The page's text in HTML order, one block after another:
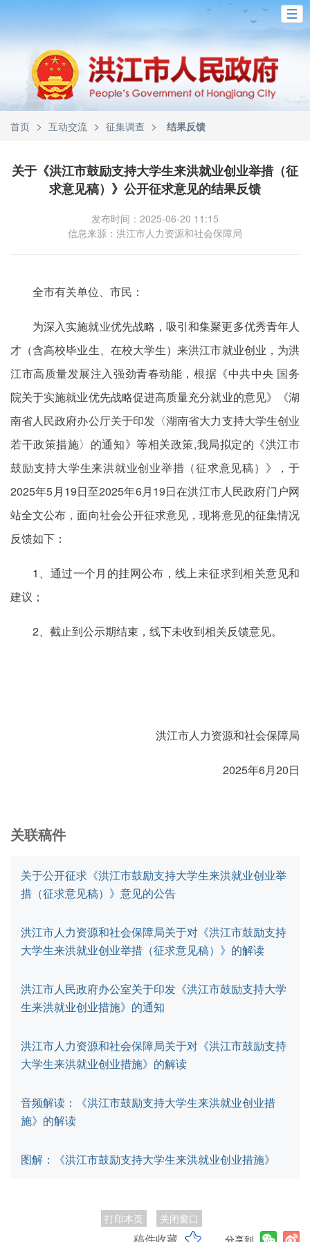
首页 > 互动交流 > 征集调查 > 结果反馈
关于《洪江市鼓励支持大学生来洪就业创业举措（征
求意见稿）》公开征求意见的结果反馈
发布时间：2025-06-20 11:15
信息来源：洪江市人力资源和社会保障局
全市有关单位、市民：
为深入实施就业优先战略，吸引和集聚更多优秀青年人
才（含高校毕业生、在校大学生）来洪江市就业创业，为洪
江市高质量发展注入强劲青春动能，根据《中共中央 国务
院关于实施就业优先战略促进高质量充分就业的意见》《湖
南省人民政府办公厅关于印发〈湖南省大力支持大学生创业
若干政策措施〉的通知》等相关政策,我局拟定的《洪江市
鼓励支持大学生来洪就业创业举措（征求意见稿）》，于
2025年5月19日至2025年6月19日在洪江市人民政府门户网
站全文公布，面向社会公开征求意见，现将意见的征集情况
反馈如下：
1、通过一个月的挂网公布，线上未征求到相关意见和
建议；
2、截止到公示期结束，线下未收到相关反馈意见。
洪江市人力资源和社会保障局
2025年6月20日
关联稿件
关于公开征求《洪江市鼓励支持大学生来洪就业创业举
措（征求意见稿）》意见的公告
洪江市人力资源和社会保障局关于对《洪江市鼓励支持
大学生来洪就业创业举措（征求意见稿）》的解读
洪江市人民政府办公室关于印发《洪江市鼓励支持大学
生来洪就业创业措施》的通知
洪江市人力资源和社会保障局关于对《洪江市鼓励支持
大学生来洪就业创业措施》的解读
音频解读：《洪江市鼓励支持大学生来洪就业创业措
施》的解读
图解：《洪江市鼓励支持大学生来洪就业创业措施》
打印本页 关闭窗口
分享到